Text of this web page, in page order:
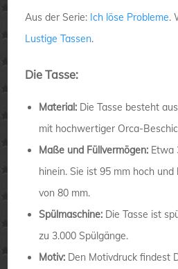
Aus der Serie: Ich löse Probleme.
Lustige Tassen.
Die Tasse:
Material: Die Tasse besteht
mit hochwertiger Orca-
Maße und Füllvermögen: Etwa
hinein. Sie ist 95 mm hoch
von 80 mm.
Spülmaschine: Die Tasse ist
zu 3.000 Spülgänge.
Motiv: Den Motivdruck findest